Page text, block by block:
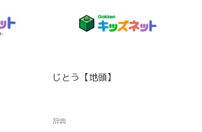
じとう【地頭】
辞典